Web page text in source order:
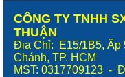
CÔNG TY TNHH
THUẬN
Địa Chỉ: E15/1B5, Ấp
Chánh, TP. HCM
MST: 0317709123 -